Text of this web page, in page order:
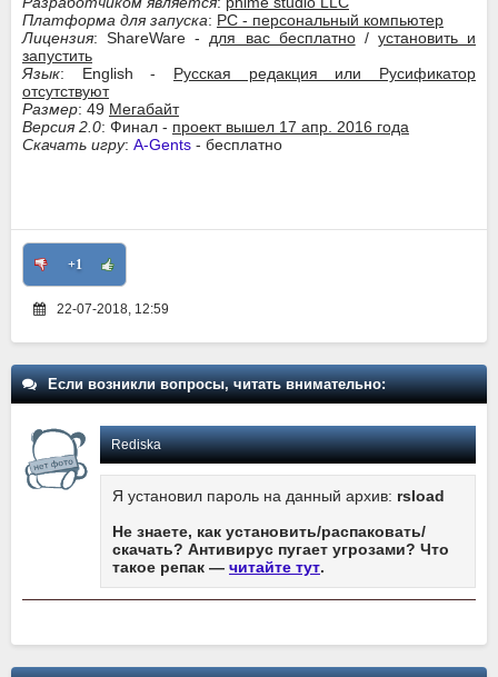
Платформа для запуска: PC - персональный компьютер
Лицензия: ShareWare -для вас бесплатно/ установить и
запустить
Язык: English - Русская редакция или Русификатор
отсутствуют
Размер: 49 Мегабайт
Версия 2.0: Финал - проект вышел 17 апр. 2016 года
Скачать игру: A-Gents - бесплатно
+1
22-07-2018, 12:59
Если возникли вопросы, читать внимательно:
Rediska
Я установил пароль на данный архив: rsload
Не знаете, как установить/распаковать/
скачать? Антивирус пугает угрозами? Что
такое репак — читайте тут.